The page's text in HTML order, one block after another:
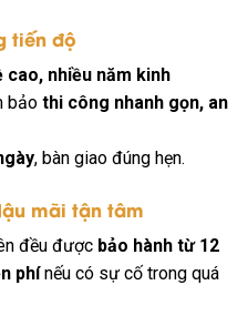
tiến độ
cao, nhiều năm kinh
bảo thi công nhanh gọn, an
, bàn giao đúng hẹn.
mãi tận tâm
đều được bảo hành từ 12
phínếu có sự cố trong quá